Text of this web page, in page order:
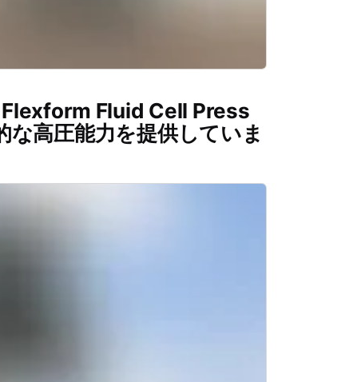
Fluid Cell Press
な高圧能力を提供していま